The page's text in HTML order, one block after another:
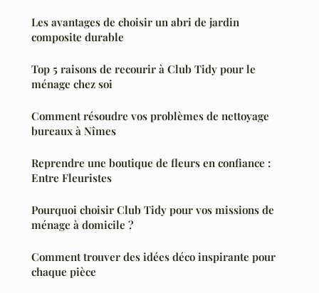
Les avantages de choisir un abri de jardin
composite durable
Top 5 raisons de recourir à Club Tidy pour le
ménage chez soi
Comment résoudre vos problèmes de nettoyage
bureaux à Nîmes
Reprendre une boutique de fleurs en confiance :
Entre Fleuristes
Pourquoi choisir Club Tidy pour vos missions de
ménage à domicile ?
Comment trouver des idées déco inspirante pour
chaque pièce